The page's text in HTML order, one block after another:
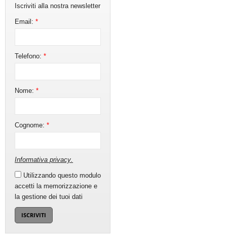
Iscriviti alla nostra newsletter
Email:*
Telefono:*
Nome:*
Cognome:*
Informativa privacy
Utilizzando questo modulo
accetti la memorizzazione e
la gestione dei tuoi dati